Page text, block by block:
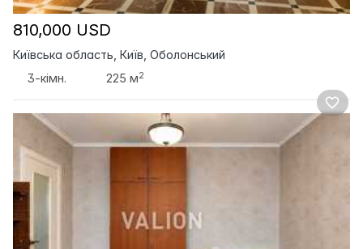
810,000 USD
Київська область, Київ, Оболонський
3-кімн.
225 м2